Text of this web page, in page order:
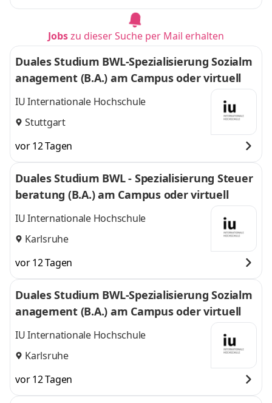
Jobszu dieser Suche per Mail erhalten
Duales Studium BWL-Spezialisierung Sozialm
anagement (B.A.) am Campus oder virtuell
IU Internationale Hochschule
Stuttgart
vor 12 Tagen
Duales Studium BWL - Spezialisierung Steuer
beratung (B.A.) am Campus oder virtuell
IU Internationale Hochschule
Karlsruhe
vor 12 Tagen
Duales Studium BWL-Spezialisierung Sozialm
anagement (B.A.) am Campus oder virtuell
IU Internationale Hochschule
Karlsruhe
vor 12 Tagen